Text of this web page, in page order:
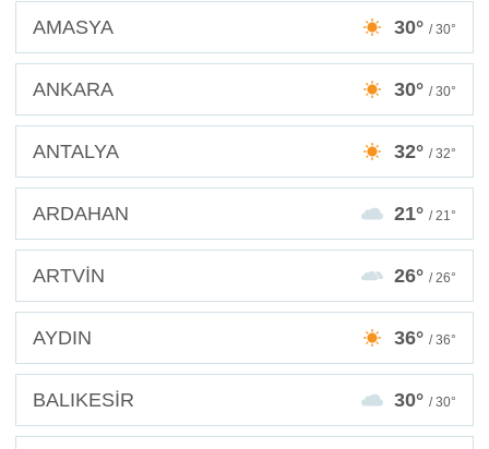
AMASYA 30° / 30°
ANKARA 30° / 30°
ANTALYA 32° / 32°
ARDAHAN 21° / 21°
ARTVİN 26° / 26°
AYDIN 36° / 36°
BALIKESİR 30° / 30°